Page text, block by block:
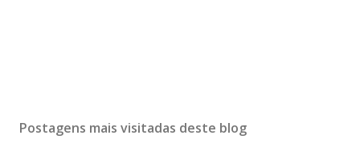
Postagens mais visitadas deste blog